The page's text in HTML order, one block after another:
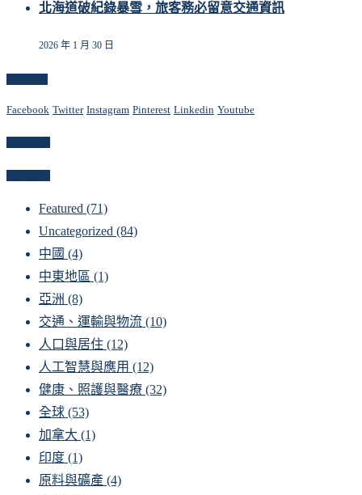
北海道破紀錄暴雪，旅客務必留意交通資訊
2026 年 1 月 30 日
Facebook Twitter Instagram Pinterest Linkedin Youtube
Featured (71)
Uncategorized (84)
中國 (4)
中東地區 (1)
亞洲 (8)
交通、運輸與物流 (10)
人口與居住 (12)
人工智慧與應用 (12)
健康、照護與醫療 (32)
全球 (53)
加拿大 (1)
印度 (1)
原料與礦產 (4)